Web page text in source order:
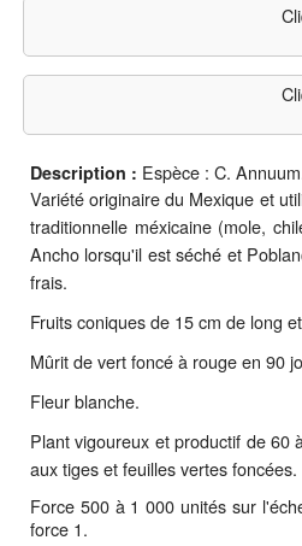
Description : Espèce : C.
Variété originaire du Mexique et
traditionnelle méxicaine (mole,
Ancho lorsqu'il est séché et
frais.
Fruits coniques de 15 cm de long
Mûrit de vert foncé à rouge en 90
Fleur blanche.
Plant vigoureux et productif de 60
aux tiges et feuilles vertes foncées.
Force 500 à 1 000 unités sur
force 1.